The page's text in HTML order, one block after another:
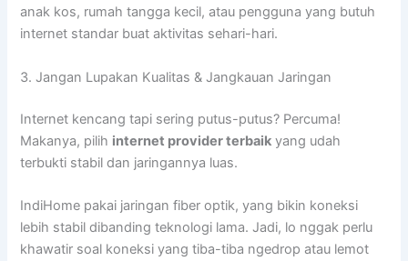
anak kos, rumah tangga kecil, atau pengguna yang butuh
internet standar buat aktivitas sehari-hari.
3. Jangan Lupakan Kualitas & Jangkauan Jaringan
Internet kencang tapi sering putus-putus? Percuma!
Makanya, pilih internet provider terbaik yang udah
terbukti stabil dan jaringannya luas.
IndiHome pakai jaringan fiber optik, yang bikin koneksi
lebih stabil dibanding teknologi lama. Jadi, lo nggak perlu
khawatir soal koneksi yang tiba-tiba ngedrop atau lemot